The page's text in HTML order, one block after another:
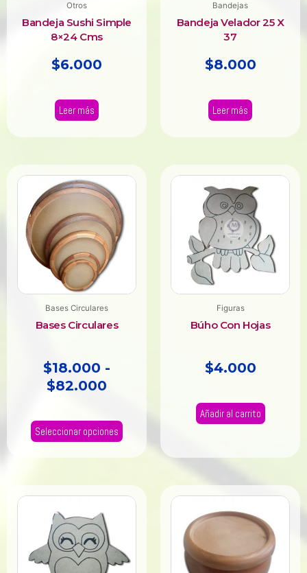
Otros
Bandeja Sushi Simple
8×24 Cms
$6.000
Leer más
Bandejas
Bandeja Velador 25 X
37
$8.000
Leer más
Bases Circulares
Bases Circulares
$18.000 -
$82.000
Rango
de
precios:
desde
$18.000
hasta
Seleccionar opciones
Este
múltiples
variantes.
pueden
Figuras
Búho Con Hojas
$4.000
Añadir al carrito